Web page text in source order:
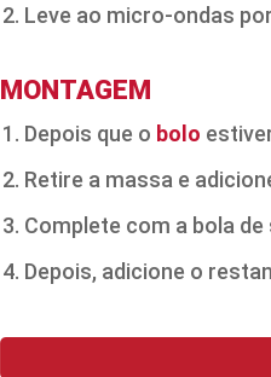
Leve ao micro-ondas
MONTAGEM
Depois que o bolo
Retire a massa e
Complete com a bola de
Depois, adicione o